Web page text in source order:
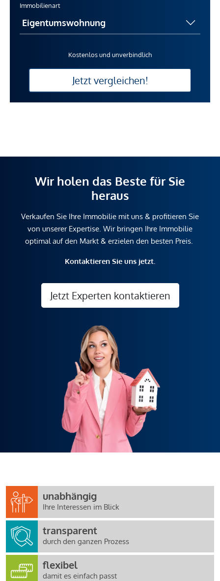
Immobilienart
Kostenlos und unverbindlich
Jetzt vergleichen!
Wir holen das Beste für Sie
heraus
Verkaufen Sie Ihre Immobilie mit uns & profitieren Sie
von unserer Expertise. Wir bringen Ihre Immobilie
optimal auf den Markt & erzielen den besten Preis.
Kontaktieren Sie uns jetzt.
Jetzt Experten kontaktieren
unabhängig
Ihre Interessen im Blick
transparent
durch den ganzen Prozess
flexibel
damit es einfach passt